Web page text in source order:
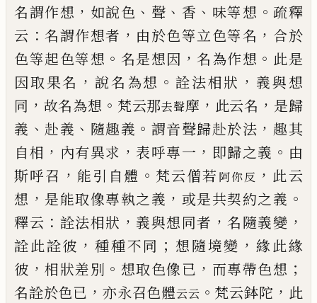
名謂作想 ， 如說色 、 聲 、 香 、 味等想 。 疏釋
云 ：名謂作想者 ， 由於色等立色等名 ， 合於
色等起色等想 。 名是想因 ，名為作想 。 此是
因取果名 ， 說名為想 。 詮法相狀 ， 義與想
同 ， 故名為想 。 梵云那去聲摩 ， 此云名 ， 是歸
義 、 赴義 、 隨趣義 。 謂音聲歸赴於法 ， 趣其
自相 ， 內有異求 ， 表呼專一 ， 即歸之義 。 由
斯呼召 ， 能引自體 。 梵云僧若阿你反 ， 此云
想 ， 是能取像專執之義 ， 或是共契約之義 。
釋云 ： 詮法相狀 ， 義與想同者 ，名隨義變 ，
詮此詮彼 ， 種種不同 ； 想隨境變 ， 緣此緣
彼 ，相狀差別 。 想取色像已 ， 而專帶色想 ；
名詮於色已 ， 亦永召色體云云 。 梵云鉢陀 ， 此